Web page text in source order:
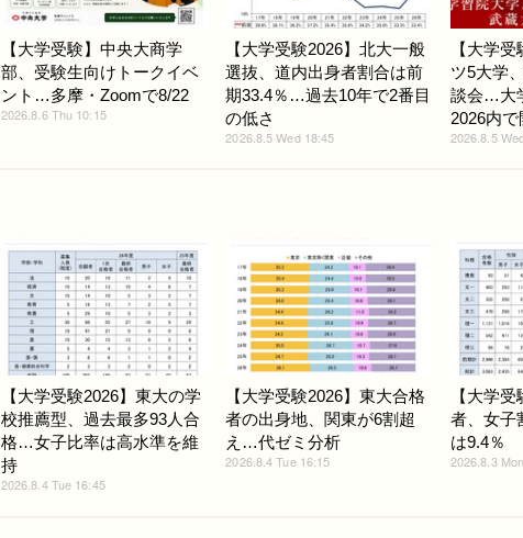
【大学受験】中央大商学
部、受験生向けトークイベ
ント…多摩・Zoomで8/22
2026.8.6 Thu 10:15
【大学受験2026】北大一般
選抜、道内出身者割合は前
期33.4％…過去10年で2番目
の低さ
2026.8.5 Wed 18:45
【大学
ツ5大学
談会…大
2026内で
2026.8.5
【大学受験2026】東大の学
校推薦型、過去最多93人合
格…女子比率は高水準を維
持
2026.8.4 Tue 16:45
【大学受験2026】東大合格
者の出身地、関東が6割超
え…代ゼミ分析
2026.8.4 Tue 16:15
【大学
者、女子
は9.4％
2026.8.3